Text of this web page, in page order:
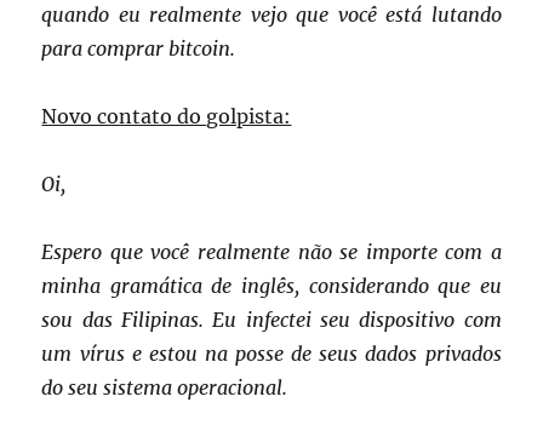
quando eu realmente vejo que você está lutando
para comprar bitcoin.
Novo contato do golpista:
Oi,
Espero que você realmente não se importe com a
minha gramática de inglês, considerando que eu
sou das Filipinas. Eu infectei seu dispositivo com
um vírus e estou na posse de seus dados privados
do seu sistema operacional.